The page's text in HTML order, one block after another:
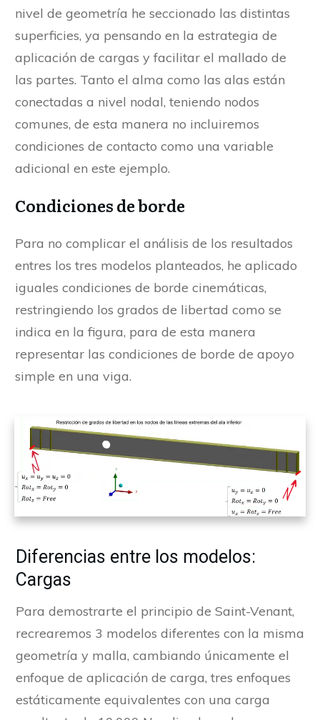
nivel de geometría he seccionado las distintas
superficies, ya pensando en la estrategia de
aplicación de cargas y facilitar el mallado de
las partes. Tanto el alma como las alas están
conectadas a nivel nodal, teniendo nodos
comunes, de esta manera no incluiremos
condiciones de contacto como una variable
adicional en este ejemplo.
Condiciones de borde
Para no complicar el análisis de los resultados
entres los tres modelos planteados, he aplicado
iguales condiciones de borde cinemáticas,
restringiendo los grados de libertad como se
indica en la figura, para de esta manera
representar las condiciones de borde de apoyo
simple en una viga.
Diferencias entre los modelos:
Cargas
Para demostrarte el principio de Saint-Venant,
recrearemos 3 modelos diferentes con la misma
geometría y malla, cambiando únicamente el
enfoque de aplicación de carga, tres enfoques
estáticamente equivalentes con una carga